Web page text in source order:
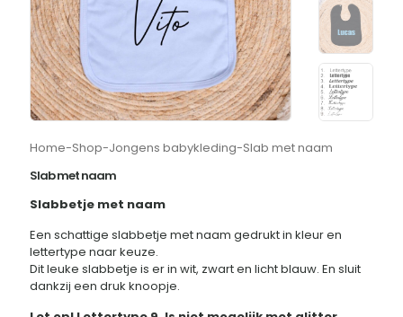
Home-Shop-Jongens babykleding-Slab met naam
Slab met naam
Slabbetje met naam
Een schattige slabbetje met naam gedrukt in kleur en
lettertype naar keuze.
Dit leuke slabbetje is er in wit, zwart en licht blauw. En sluit
dankzij een druk knoopje.